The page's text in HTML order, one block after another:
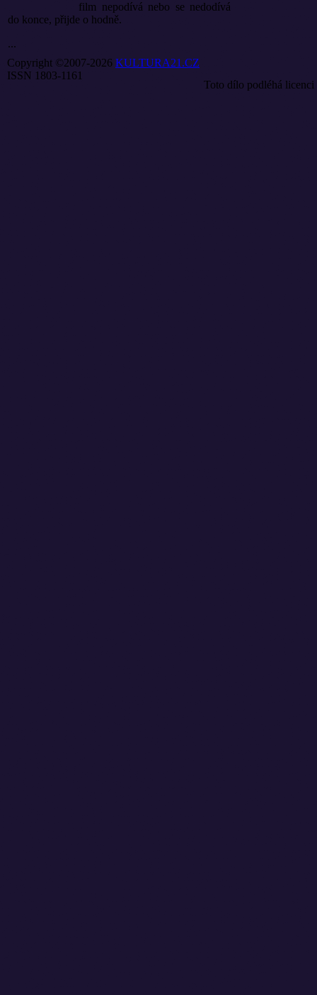
film nepodívá nebo se nedodívá
do konce, přijde o hodně.
...
Copyright ©2007-2026 KULTURA21.CZ
ISSN 1803-1161
Toto dílo podléhá licenci